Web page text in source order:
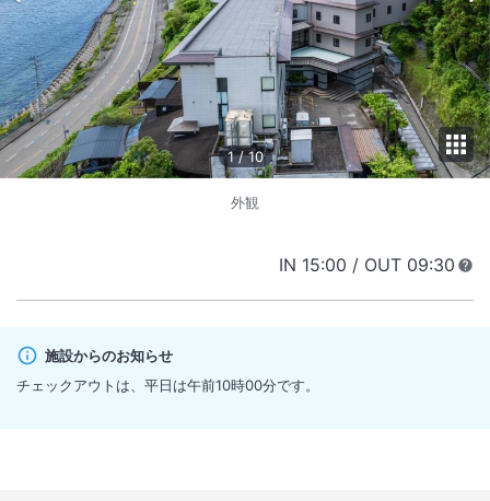
1 /10
外観
IN チェックイン
15:00 / OUT チェック
09:30
施設からのお知らせ
チェックアウトは、平日は午前10時00分です。